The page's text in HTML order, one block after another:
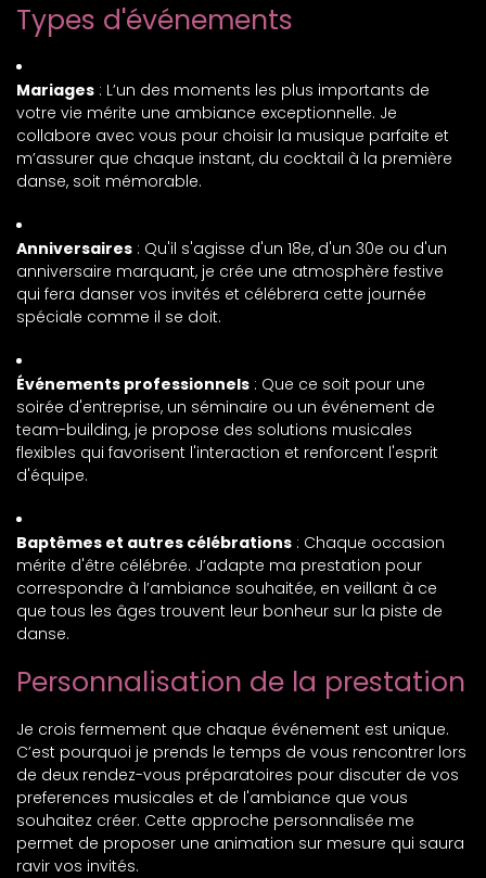
Types d'événements
Mariages : L’un des moments les plus importants de
votre vie mérite une ambiance exceptionnelle. Je
collabore avec vous pour choisir la musique parfaite et
m’assurer que chaque instant, du cocktail à la première
danse, soit mémorable.
Anniversaires : Qu'il s'agisse d'un 18e, d'un 30e ou d'un
anniversaire marquant, je crée une atmosphère festive
qui fera danser vos invités et célébrera cette journée
spéciale comme il se doit.
Événements professionnels : Que ce soit pour une
soirée d'entreprise, un séminaire ou un événement de
team-building, je propose des solutions musicales
flexibles qui favorisent l'interaction et renforcent l'esprit
d'équipe.
Baptêmes et autres célébrations : Chaque occasion
mérite d'être célébrée. J’adapte ma prestation pour
correspondre à l’ambiance souhaitée, en veillant à ce
que tous les âges trouvent leur bonheur sur la piste de
danse.
Personnalisation de la prestation
Je crois fermement que chaque événement est unique.
C’est pourquoi je prends le temps de vous rencontrer lors
de deux rendez-vous préparatoires pour discuter de vos
preferences musicales et de l'ambiance que vous
souhaitez créer. Cette approche personnalisée me
permet de proposer une animation sur mesure qui saura
ravir vos invités.